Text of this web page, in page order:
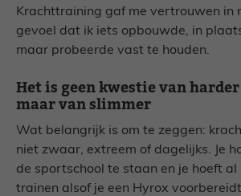
Krachttraining gaf me vertrouwen in
gevoel dat ik iets opbouwde, in
maar probeerde vast te houden.
Het is geen kwestie van
maar van slimmer
Wat belangrijk is om te zeggen:
niet zwaar, extreem of dagelijks. Je
de sportschool te staan en je hoeft
trainen alsof je een Hyrox